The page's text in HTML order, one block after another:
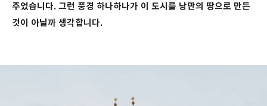
주었습니다. 그런 풍경 하나하나가 이 도시를 낭만의 땅으로 만든
것이 아닐까 생각합니다.